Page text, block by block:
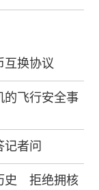
互换协议
的飞行安全事
者问
史 拒绝拥核